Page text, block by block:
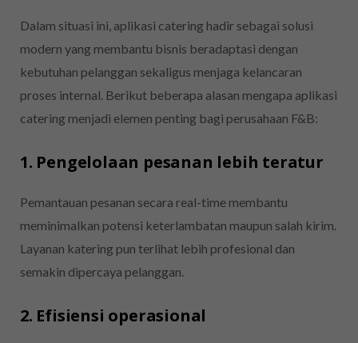
Dalam situasi ini, aplikasi catering hadir sebagai solusi
modern yang membantu bisnis beradaptasi dengan
kebutuhan pelanggan sekaligus menjaga kelancaran
proses internal. Berikut beberapa alasan mengapa aplikasi
catering menjadi elemen penting bagi perusahaan F&B:
1. Pengelolaan pesanan lebih teratur
Pemantauan pesanan secara real-time membantu
meminimalkan potensi keterlambatan maupun salah kirim.
Layanan katering pun terlihat lebih profesional dan
semakin dipercaya pelanggan.
2. Efisiensi operasional